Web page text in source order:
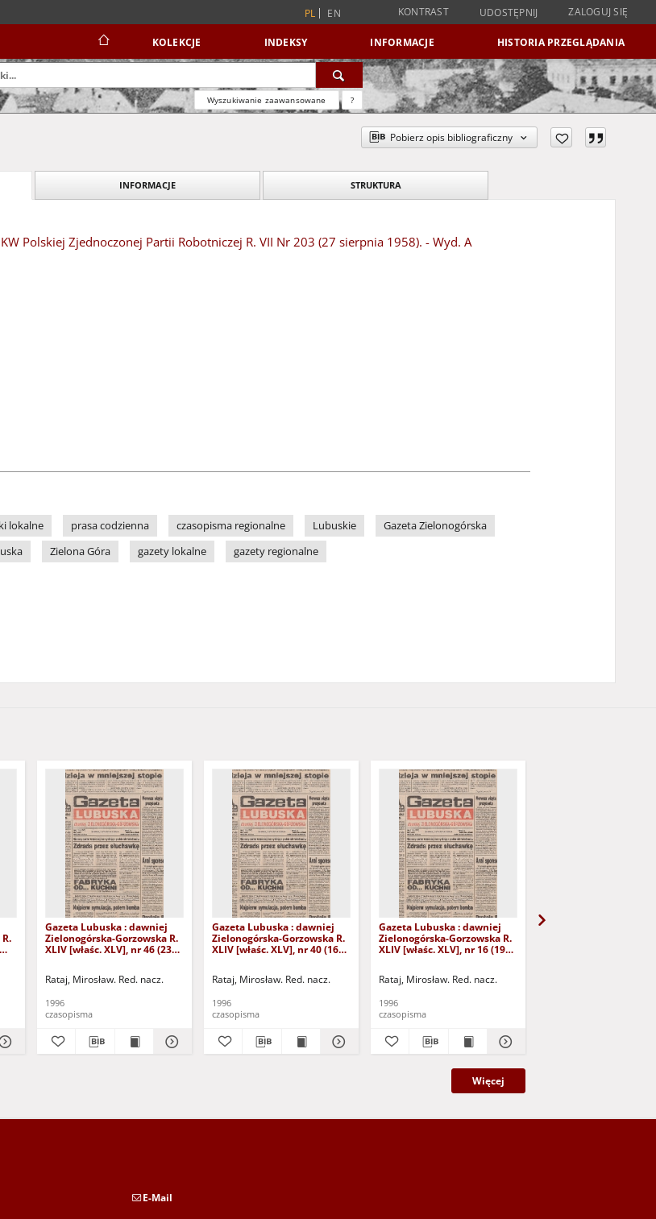
PL EN KONTRAST UDOSTĘPNIJ ZALOGUJ SIĘ
KOLEKCJE INDEKSY INFORMACJE HISTORIA PRZEGLĄDANIA
Wyszukiwanie zaawansowane ?
Pobierz opis bibliograficzny
INFORMACJE STRUKTURA
Polskiej Zjednoczonej Partii Robotniczej R. VII Nr 203 (27 sierpnia 1958). - Wyd. A
lokalne prasa codzienna czasopisma regionalne Lubuskie
Gazeta Zielonogórska
Zielona Góra gazety lokalne gazety regionalne
Gazeta Lubuska : dawniej
Zielonogórska-Gorzowska R.
XLIV [właśc. XLV], nr 46 (23
Rataj, Mirosław. Red. nacz.
1996
czasopisma
Gazeta Lubuska : dawniej
Zielonogórska-Gorzowska R.
XLIV [właśc. XLV], nr 40 (16
Rataj, Mirosław. Red. nacz.
1996
czasopisma
Gazeta Lubuska : dawniej
Zielonogórska-Gorzowska R.
XLIV [właśc. XLV], nr 16 (19
Rataj, Mirosław. Red. nacz.
1996
czasopisma
Więcej
E-Mail